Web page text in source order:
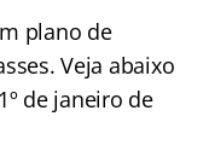
plano de
Veja abaixo
de janeiro de